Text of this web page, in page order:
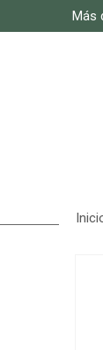
Más